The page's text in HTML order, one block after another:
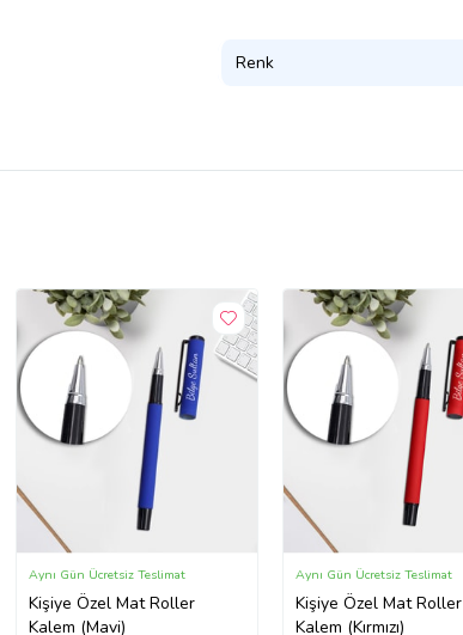
Renk
Kişiye Özel Mat Roller
Kalem (Mavi)
Aynı Gün Ücretsiz Teslimat
Kişiye Özel Mat Roller
Kalem (Kırmızı)
Aynı Gün Ücretsiz Teslimat